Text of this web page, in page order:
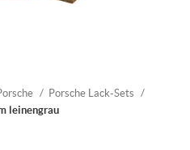
Porsche Lack-Sets
leinengrau